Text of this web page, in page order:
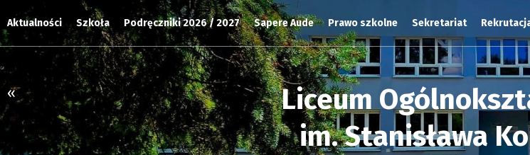
Liceum
im. Stanisława
«
Aktualności Szkoła Podręczniki 2026 / 2027 Sapere Aude Prawo szkolne Sekretariat